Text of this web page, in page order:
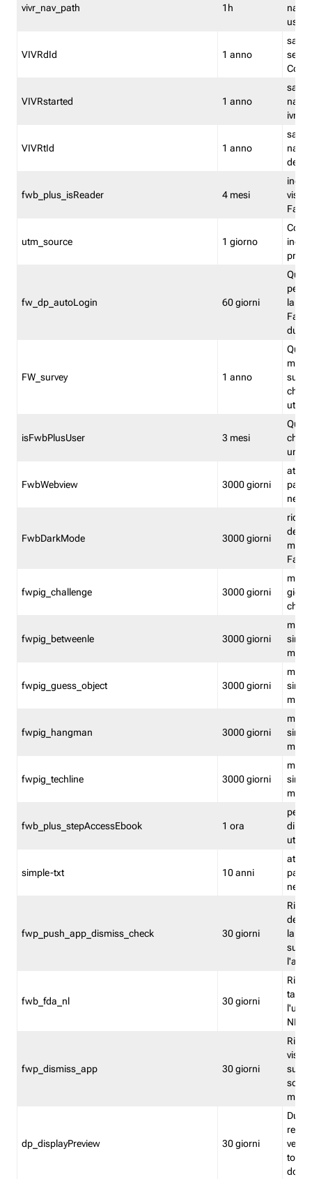
vivr_nav_path 1h
VIVRdId 1 anno
salva
Convy
VIVRstarted 1 anno
salva
ivr
VIVRtId 1 anno
salva
del
fwb_plus_isReader 4 mesi
utm_source 1 giorno
fw_dp_autoLogin 60 giorni
la
FW_survey 1 anno
utenti
isFwbPlusUser 3 mesi
che
una
FwbWebview 3000 giorni
attiva
FwbDarkMode 3000 giorni
fwpig_challenge 3000 giorni
fwpig_betweenle 3000 giorni
fwpig_guess_object 3000 giorni
fwpig_hangman 3000 giorni
fwpig_techline 3000 giorni
fwb_plus_stepAccessEbook 1 ora
di un
simple-txt 10 anni
attiva
fwp_push_app_dismiss_check 30 giorni
la
fwb_fda_nl 30 giorni
NL
fwp_dismiss_app 30 giorni
visto
dp_displayPreview 30 giorni
torna
dopo